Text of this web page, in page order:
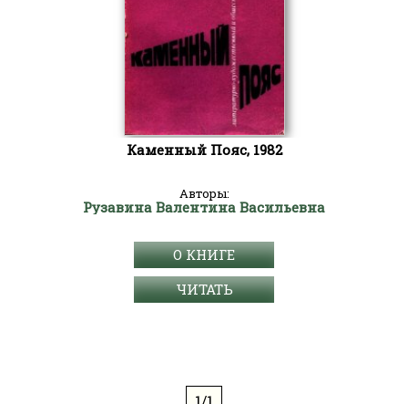
Каменный Пояс, 1982
Авторы:
Рузавина Валентина Васильевна
О КНИГЕ
ЧИТАТЬ